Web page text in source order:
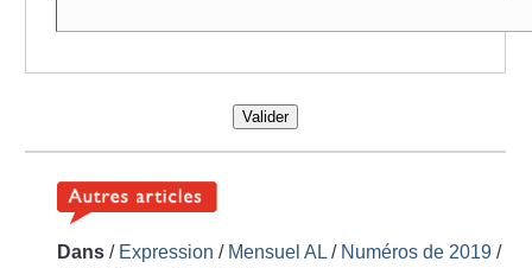
Valider
Dans / Expression / Mensuel AL / Numéros de 2019 /